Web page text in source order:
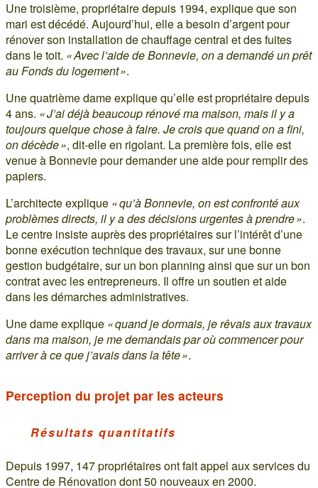
Une troisième, propriétaire depuis 1994, explique que son
mari est décédé. Aujourd’hui, elle a besoin d’argent pour
rénover son installation de chauffage central et des fuites
dans le toit. « Avec l’aide de Bonnevie, on a demandé un prêt
au Fonds du logement ».
Une quatrième dame explique qu’elle est propriétaire depuis
4 ans. « J’ai déjà beaucoup rénové ma maison, mais il y a
toujours quelque chose à faire. Je crois que quand on a fini,
on décède », dit-elle en rigolant. La première fois, elle est
venue à Bonnevie pour demander une aide pour remplir des
papiers.
L’architecte explique « qu’à Bonnevie, on est confronté aux
problèmes directs, il y a des décisions urgentes à prendre ».
Le centre insiste auprès des propriétaires sur l’intérêt d’une
bonne exécution technique des travaux, sur une bonne
gestion budgétaire, sur un bon planning ainsi que sur un bon
contrat avec les entrepreneurs. Il offre un soutien et aide
dans les démarches administratives.
Une dame explique « quand je dormais, je rêvais aux travaux
dans ma maison, je me demandais par où commencer pour
arriver à ce que j’avais dans la tête ».
Perception du projet par les acteurs
Résultats quantitatifs
Depuis 1997, 147 propriétaires ont fait appel aux services du
Centre de Rénovation dont 50 nouveaux en 2000.